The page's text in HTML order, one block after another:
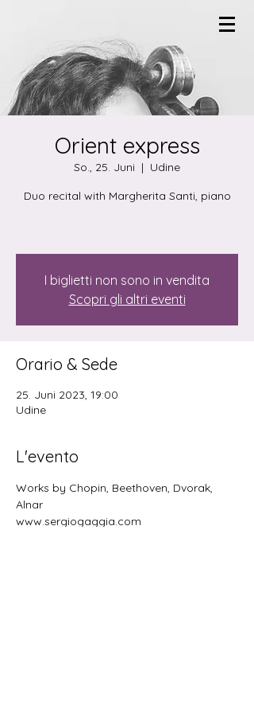
Orient express
So., 25. Juni
  |
Udine
Duo recital with Margherita Santi, piano
I biglietti non sono in vendita
Scopri gli altri eventi
Orario & Sede
25. Juni 2023, 19:00
Udine
L'evento
Works by Chopin, Beethoven, Dvorak,
Alnar
www.sergiogaggia.com